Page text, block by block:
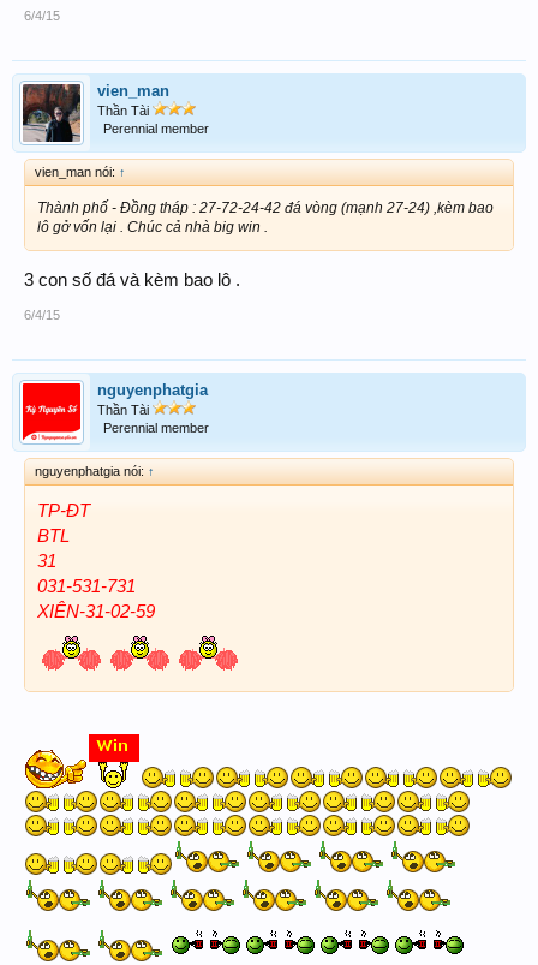
6/4/15
vien_man
Thần Tài
Perennial member
vien_man nói: ↑
Thành phố - Đồng tháp : 27-72-24-42 đá vòng (mạnh 27-24) ,kèm bao
lô gở vốn lại . Chúc cả nhà big win .
3 con số đá và kèm bao lô .
6/4/15
nguyenphatgia
Thần Tài
Perennial member
nguyenphatgia nói: ↑
TP-ĐT
BTL
31
031-531-731
XIÊN-31-02-59